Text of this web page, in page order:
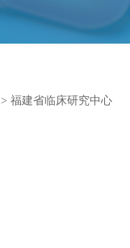
> 福建省临床研究中心